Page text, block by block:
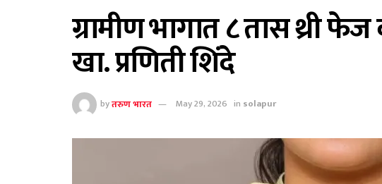
ग्रामीण भागात ८ तास थ्री
खा. प्रणिती शिंदे
byतरुण भारत May 29, 2026 in solapur